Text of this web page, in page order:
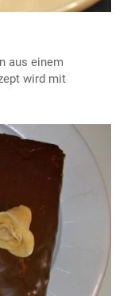
aus einem
wird mit